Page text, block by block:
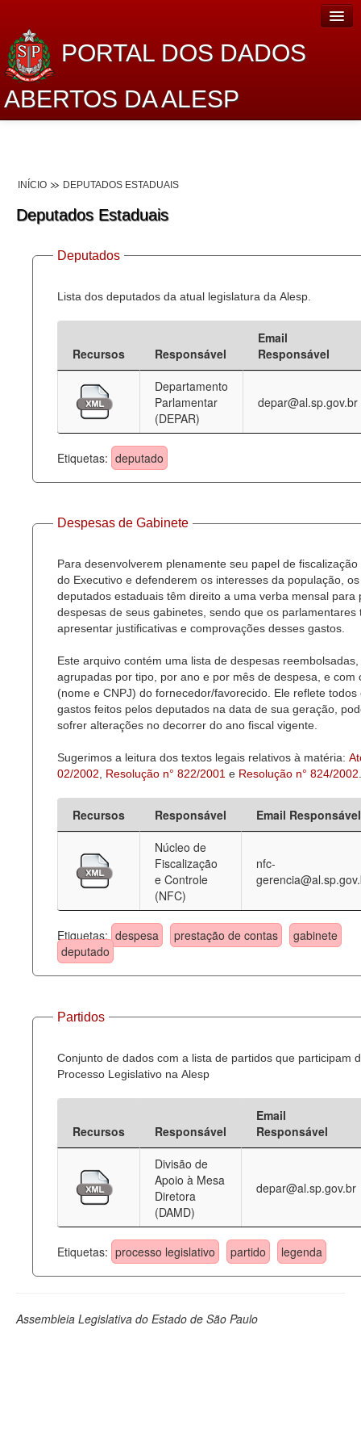
PORTAL DOS DADOS
ABERTOS DA ALESP
Lei de Acesso à Informação
Dados Governamentais Abertos
Planejamento
Catálogo de dados
Processo Legislativo
Deputados Estaduais
Administração
Legislação
Agenda
Perguntas frequentes
INÍCIO DEPUTADOS ESTADUAIS
Deputados Estaduais
Deputados
Lista dos deputados da atual legislatura da Alesp.
Recursos Responsável
Email
Responsável
Departamento
Parlamentar
(DEPAR)
depar@al.sp.gov.br
Etiquetas: deputado
Despesas de Gabinete
Para desenvolverem plenamente seu papel de fiscalização
do Executivo e defenderem os interesses da população, os
deputados estaduais têm direito a uma verba mensal para
despesas de seus gabinetes, sendo que os parlamentares
apresentar justificativas e comprovações desses gastos.
Este arquivo contém uma lista de despesas reembolsadas,
agrupadas por tipo, por ano e por mês de despesa, e com
(nome e CNPJ) do fornecedor/favorecido. Ele reflete todos
gastos feitos pelos deputados na data de sua geração,
sofrer alterações no decorrer do ano fiscal vigente.
Sugerimos a leitura dos textos legais relativos à matéria:
02/2002
Resolução n° 822/2001 e Resolução n° 824/2002
Recursos Responsável
Email Responsável
Núcleo de
Fiscalização
e Controle
(NFC)
nfc-
Etiquetas: despesa prestação de contas
gabinete
deputado
Partidos
Conjunto de dados com a lista de partidos que participam
Processo Legislativo na Alesp
Recursos Responsável
Email
Responsável
Divisão de
Apoio à Mesa
Diretora
(DAMD)
depar@al.sp.gov.br
Etiquetas: processo legislativo partido legenda
Assembleia Legislativa do Estado de São Paulo